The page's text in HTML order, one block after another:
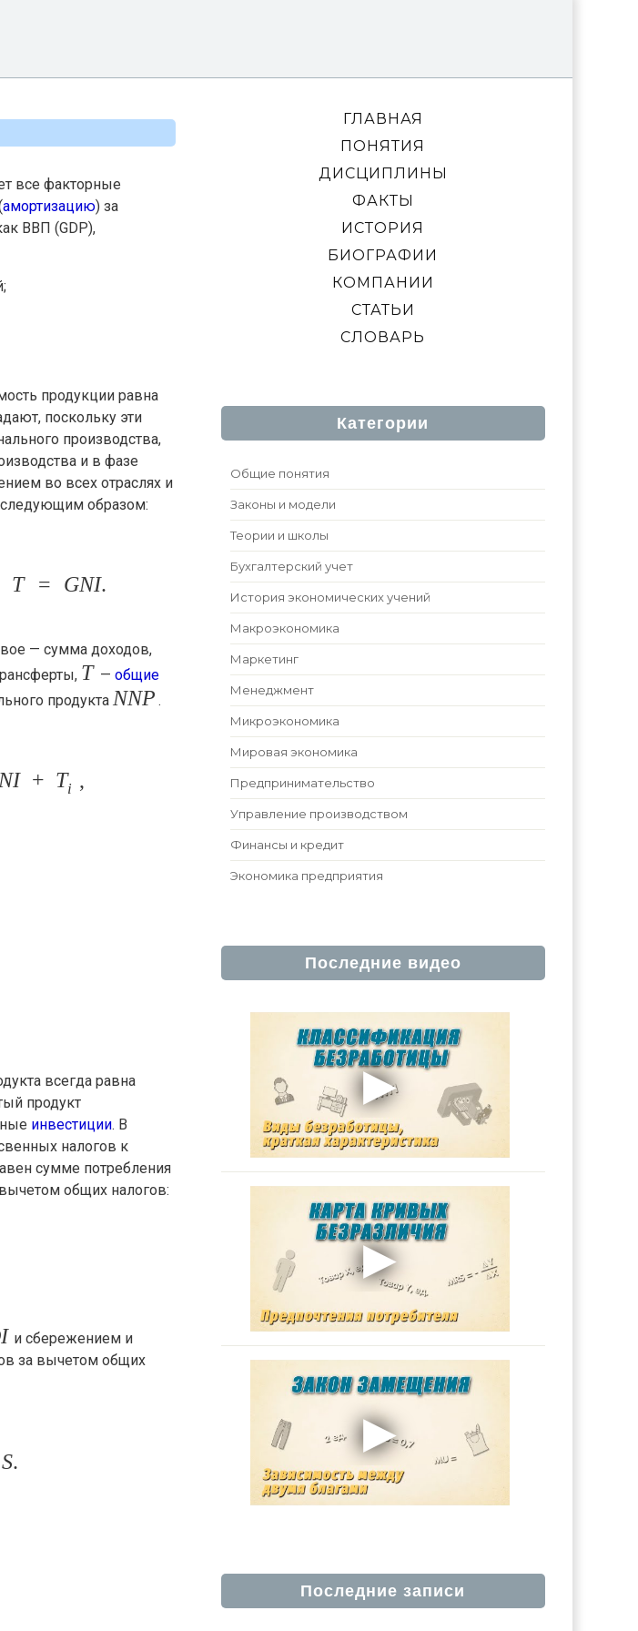
все факторные
амортизацию) за
ВВП (GDP),
продукции равна
поскольку эти
производства,
и в фазе
во всех отраслях и
образом:
T = GNI.
— сумма доходов,
T — общие
продукта NNP .
I + Ti ,
всегда равна
продукт
инвестиции. В
налогов к
сумме потребления
общих налогов:
I и сбережением и
за вычетом общих
S.
ГЛАВНАЯ
ПОНЯТИЯ
ДИСЦИПЛИНЫ
ФАКТЫ
ИСТОРИЯ
БИОГРАФИИ
КОМПАНИИ
СТАТЬИ
СЛОВАРЬ
Категории
Общие понятия
Законы и модели
Теории и школы
Бухгалтерский учет
История экономических учений
Макроэкономика
Маркетинг
Менеджмент
Микроэкономика
Мировая экономика
Предпринимательство
Управление производством
Финансы и кредит
Экономика предприятия
Последние видео
Последние записи